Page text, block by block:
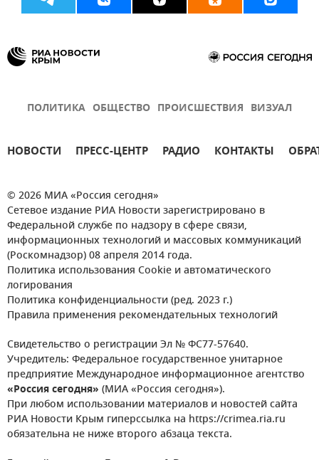
ПОЛИТИКА ОБЩЕСТВО ПРОИСШЕСТВИЯ ВИЗУАЛ
НОВОСТИ ПРЕСС-ЦЕНТР РАДИО КОНТАКТЫ
© 2026 МИА «Россия сегодня»
Сетевое издание РИА Новости зарегистрировано в
Федеральной службе по надзору в сфере связи,
информационных технологий и массовых коммуникаций
(Роскомнадзор) 08 апреля 2014 года.
Политика использования Cookie и автоматического
логирования
Политика конфиденциальности (ред. 2023 г.)
Правила применения рекомендательных технологий
Свидетельство о регистрации Эл № ФС77-57640.
Учредитель: Федеральное государственное унитарное
предприятие Международное информационное агентство
«Россия сегодня» (МИА «Россия сегодня»).
При любом использовании материалов и новостей сайта
РИА Новости Крым гиперссылка на https://crimea.ria.ru
обязательна не ниже второго абзаца текста.